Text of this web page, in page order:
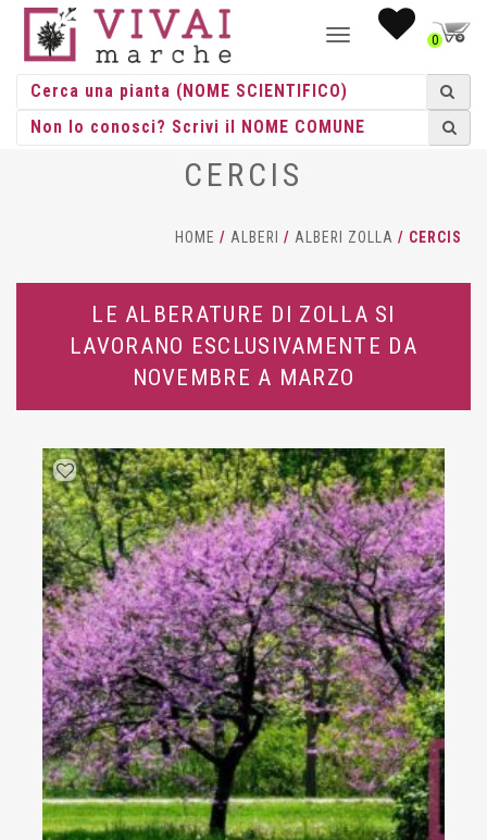
NAVIGAZIONE0
CERCIS
HOME / ALBERI / ALBERI ZOLLA / CERCIS
LE ALBERATURE DI ZOLLA SI
LAVORANO ESCLUSIVAMENTE DA
NOVEMBRE A MARZO